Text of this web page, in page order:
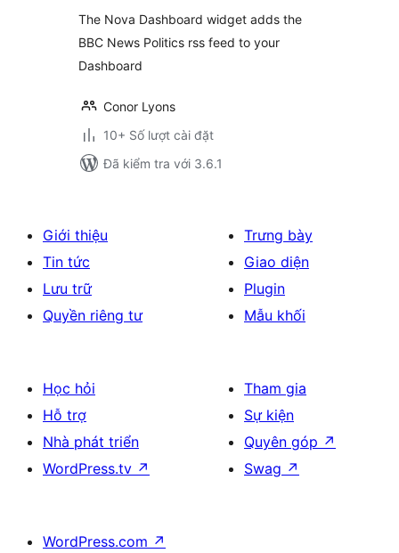
The Nova Dashboard widget adds the
BBC News Politics rss feed to your
Dashboard
Conor Lyons
10+ Số lượt cài đặt
Đã kiểm tra với 3.6.1
Giới thiệu
Tin tức
Lưu trữ
Quyền riêng tư
Trưng bày
Giao diện
Plugin
Mẫu khối
Học hỏi
Hỗ trợ
Nhà phát triển
WordPress.tv ↗
Tham gia
Sự kiện
Quyên góp ↗
Swag ↗
WordPress.com ↗